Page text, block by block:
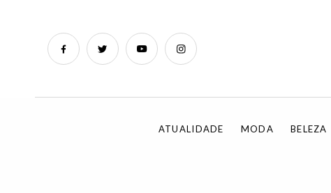
ATUALIDADE MODA BELEZA